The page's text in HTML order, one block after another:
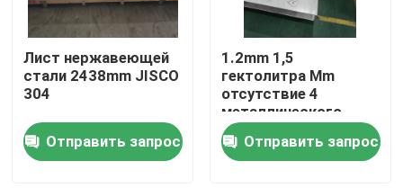
Домой
Продукты
Лист нержавеющей
стали 2438mm JISCO
304
Отправить запрос
1.2mm 1,5
гектолитра Mm
отсутствие 4
металлического
листа GB Aisi 304
листа нержавеющей
стали AISI
Отправить запрос